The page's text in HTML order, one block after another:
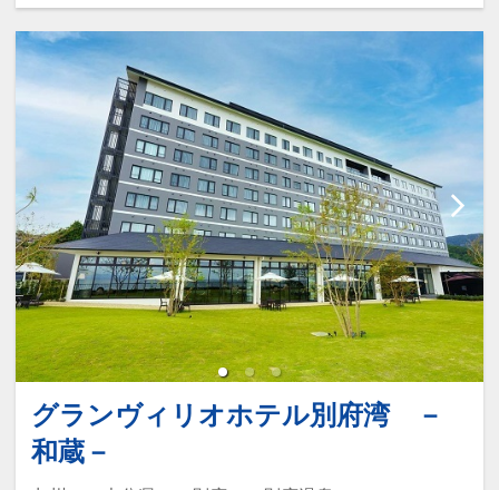
※画像をクリック/タップで拡大しま
す。
★本プランの定量カーボン・オフセット
について ★
※画像をクリック/タップで拡大しま
グランヴィリオホテル別府湾 －
和蔵－